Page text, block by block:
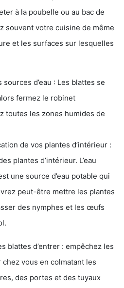
à la poubelle ou au bac de
souvent votre cuisine de même
et les surfaces sur lesquelles
d’eau : Les blattes se
fermez le robinet
toutes les zones humides de
de vos plantes d’intérieur :
plantes d’intérieur. L’eau
une source d’eau potable qui
peut-être mettre les plantes
des nymphes et les œufs
blattes d’entrer : empêchez les
vous en colmatant les
des portes et des tuyaux